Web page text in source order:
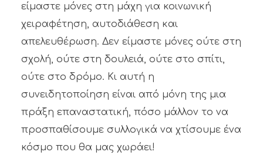
είμαστε μόνες στη μάχη για κοινωνική
χειραφέτηση, αυτοδιάθεση και
απελευθέρωση. Δεν είμαστε μόνες ούτε στη
σχολή, ούτε στη δουλειά, ούτε στο σπίτι,
ούτε στο δρόμο. Κι αυτή η
συνειδητοποίηση είναι από μόνη της μια
πράξη επαναστατική, πόσο μάλλον το να
προσπαθίσουμε συλλογικά να χτίσουμε ένα
κόσμο που θα μας χωράει!